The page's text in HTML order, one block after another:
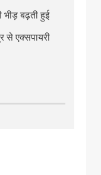
भीड़ बढ़ती हुई
से एक्सपायरी